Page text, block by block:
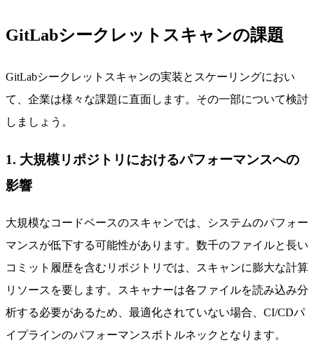
GitLabシークレットスキャンの課題
GitLabシークレットスキャンの実装とスケーリングにおい
て、企業は様々な課題に直面します。その一部について検討
しましょう。
1. 大規模リポジトリにおけるパフォーマンスへの
影響
大規模なコードベースのスキャンでは、システムのパフォー
マンスが低下する可能性があります。数千のファイルと長い
コミット履歴を含むリポジトリでは、スキャンに膨大な計算
リソースを要します。スキャナーは各ファイルを読み込み分
析する必要があるため、最適化されていない場合、CI/CDパ
イプラインのパフォーマンスボトルネックとなります。